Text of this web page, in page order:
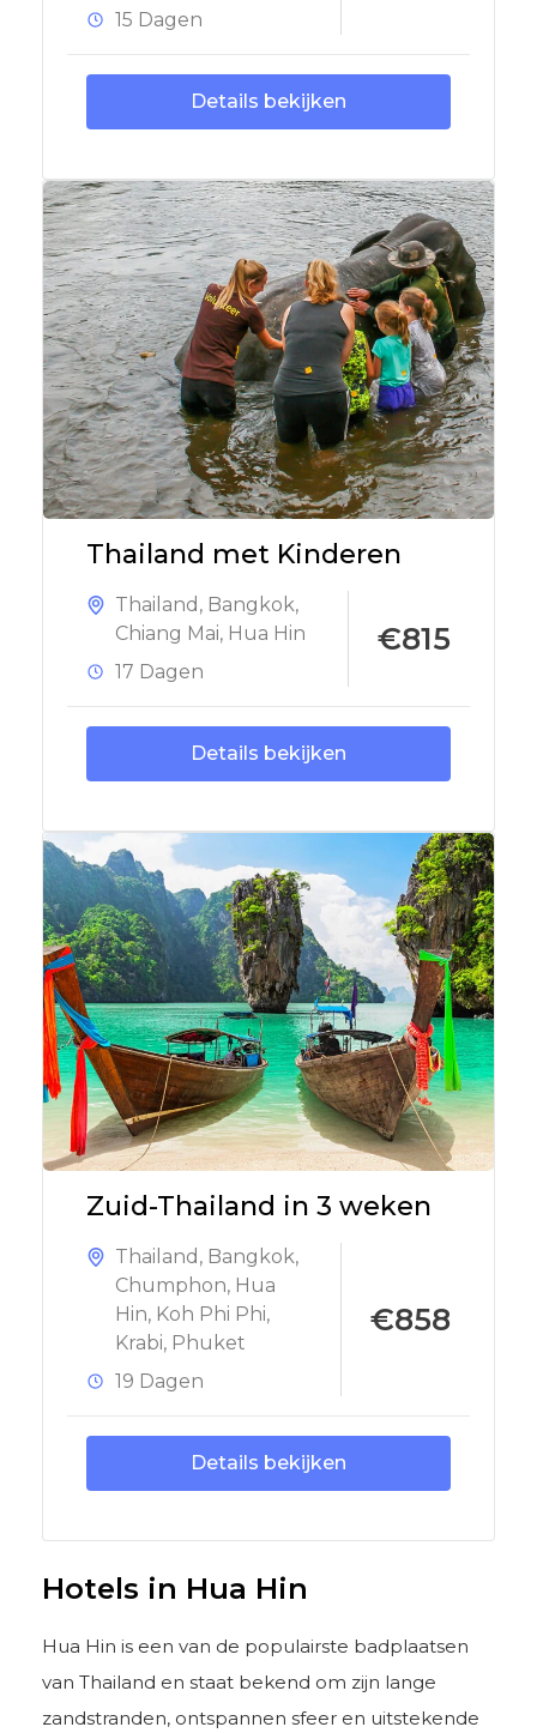
15 Dagen
Details bekijken
Thailand met Kinderen
Thailand , Bangkok,
Chiang Mai, Hua Hin
17 Dagen
€815
Details bekijken
Zuid-Thailand in 3 weken
Thailand , Bangkok,
Chumphon, Hua
Hin, Koh Phi Phi,
Krabi, Phuket
19 Dagen
€858
Details bekijken
Hotels in Hua Hin
Hua Hin is een van de populairste badplaatsen
van Thailand en staat bekend om zijn lange
zandstranden, ontspannen sfeer en uitstekende